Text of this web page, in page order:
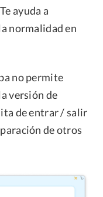
ayuda a
normalidad en
no permite
versión de
de entrar / salir
de otros